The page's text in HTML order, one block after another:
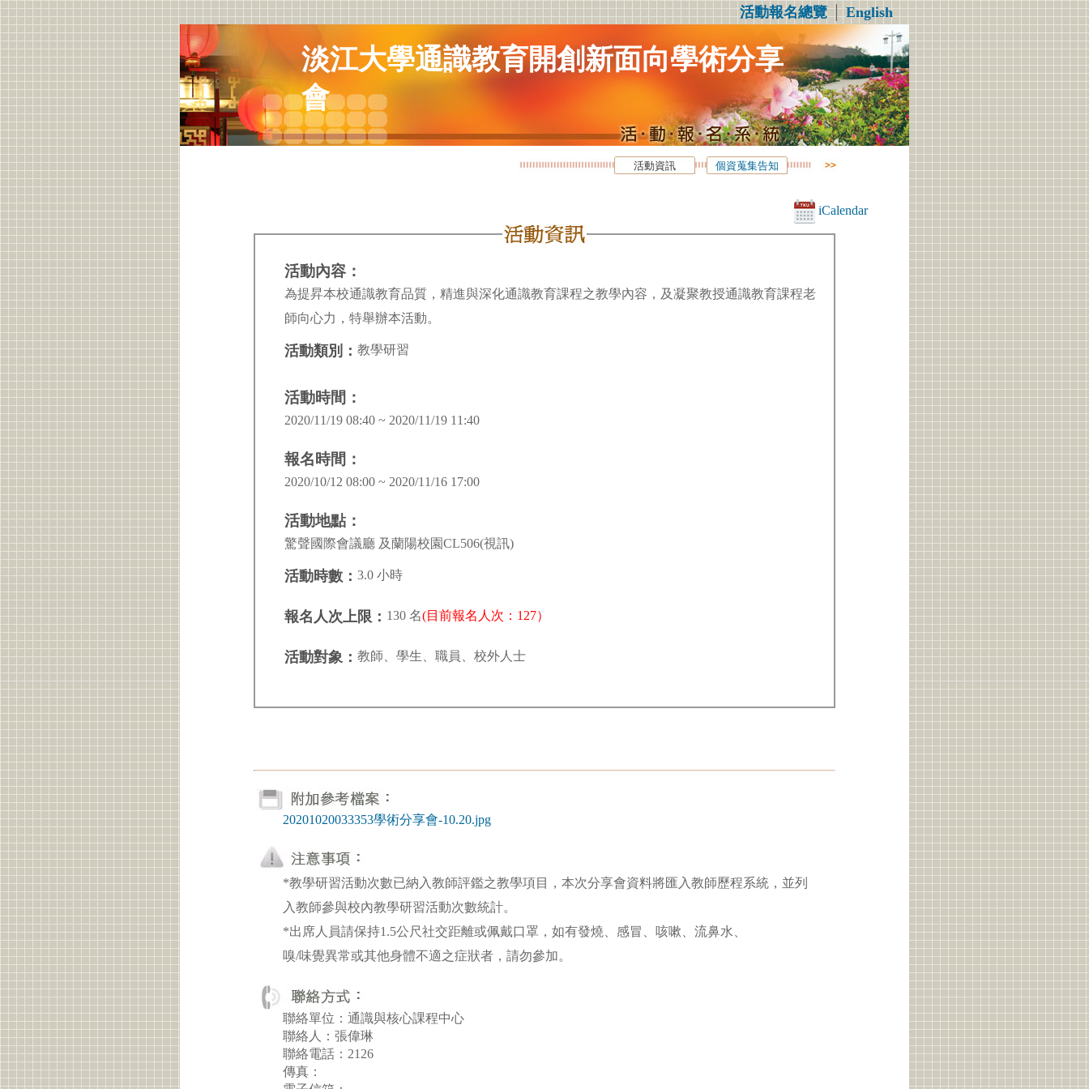
活動報名總覽│English
淡江大學通識教育開創新面向學術分享
會
活動資訊 個資蒐集告知
iCalendar
活動內容：
為提昇本校通識教育品質，精進與深化通識教育課程之教學內容，及凝聚教授通識教育課程老
師向心力，特舉辦本活動。
活動類別： 教學研習
活動時間：
2020/11/19 08:40 ~ 2020/11/19 11:40
報名時間：
2020/10/12 08:00 ~ 2020/11/16 17:00
活動地點：
驚聲國際會議廳 及蘭陽校園CL506(視訊)
活動時數： 3.0 小時
報名人次上限： 130 名(目前報名人次：127）
活動對象： 教師、學生、職員、校外人士
20201020033353學術分享會-10.20.jpg
*教學研習活動次數已納入教師評鑑之教學項目，本次分享會資料將匯入教師歷程系統，並列
入教師參與校內教學研習活動次數統計。
*出席人員請保持1.5公尺社交距離或佩戴口罩，如有發燒、感冒、咳嗽、流鼻水、
嗅/味覺異常或其他身體不適之症狀者，請勿參加。
聯絡單位：通識與核心課程中心
聯絡人：張偉琳
聯絡電話：2126
傳真：